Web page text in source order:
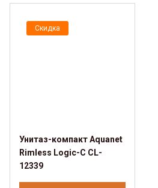
Скидка
Унитаз-компакт Aquanet
Rimless Logic-C CL-
12339